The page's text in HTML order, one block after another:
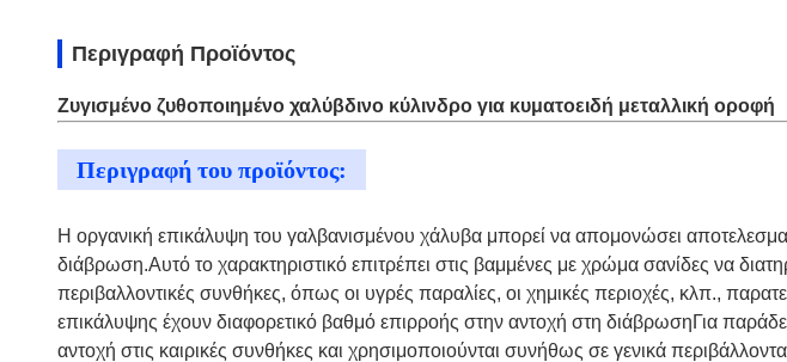
Περιγραφή Προϊόντος
Ζυγισμένο ζυθοποιημένο χαλύβδινο κύλινδρο για κυματοειδή μεταλλική οροφή
Περιγραφή του προϊόντος:
Η οργανική επικάλυψη του γαλβανισμένου χάλυβα μπορεί να απομονώσει
διάβρωση.Αυτό το χαρακτηριστικό επιτρέπει στις βαμμένες με χρώμα σανίδες να
περιβαλλοντικές συνθήκες, όπως οι υγρές παραλίες, οι χημικές περιοχές, κλπ.,
επικάλυψης έχουν διαφορετικό βαθμό επιρροής στην αντοχή στη διάβρωσηΓια
αντοχή στις καιρικές συνθήκες και χρησιμοποιούνται συνήθως σε γενικά